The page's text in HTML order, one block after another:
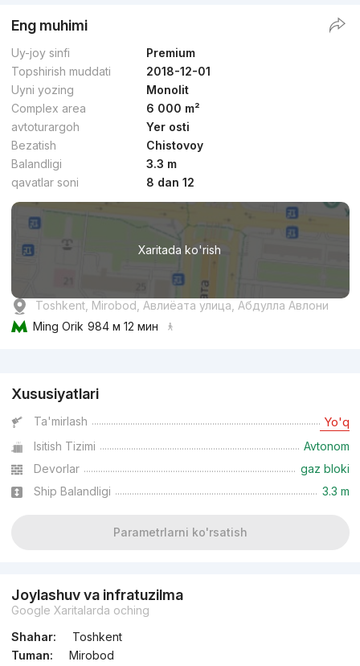
Eng muhimi
Uy-joy sinfi
Premium
Topshirish muddati
2018-12-01
Uyni yozing
Monolit
Complex area
6 000 m²
avtoturargoh
Yer osti
Bezatish
Chistovoy
Balandligi
3.3 m
qavatlar soni
8 dan 12
Xaritada ko'rish
Toshkent, Mirobod, Авлиёата улица, Абдулла Авлони
Ming Orik 984 м 12 мин
Xususiyatlari
Ta'mirlash Yo'q
Isitish Tizimi
Avtonom
Devorlar
gaz bloki
Ship Balandligi
3.3 m
Parametrlarni ko'rsatish
Joylashuv va infratuzilma
Google Xaritalarda oching
Shahar:
Toshkent
Tuman:
Mirobod